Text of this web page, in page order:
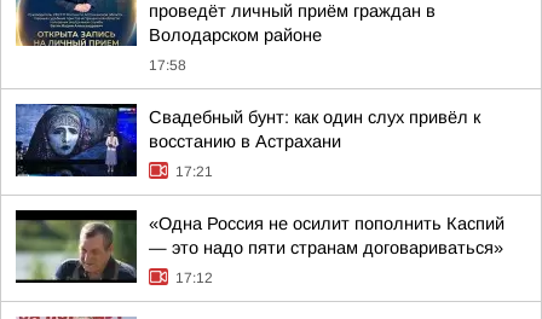
проведёт личный приём граждан в
Володарском районе
17:58
Свадебный бунт: как один слух привёл к
восстанию в Астрахани
17:21
«Одна Россия не осилит пополнить Каспий
— это надо пяти странам договариваться»
17:12